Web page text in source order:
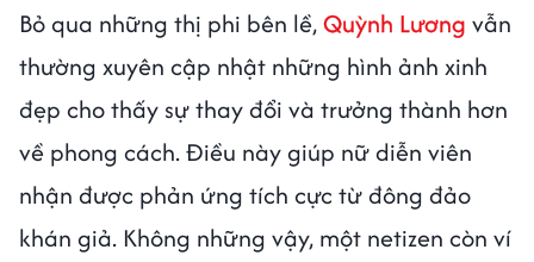
Bỏ qua những thị phi bên lề,Quỳnh Lương vẫn
thường xuyên cập nhật những hình ảnh xinh
đẹp cho thấy sự thay đổi và trưởng thành hơn
về phong cách. Điều này giúp nữ diễn viên
nhận được phản ứng tích cực từ đông đảo
khán giả. Không những vậy, một netizen còn ví